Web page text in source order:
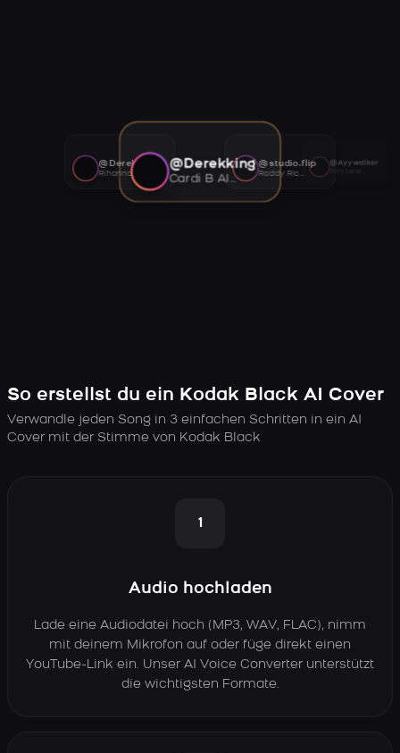
@Derekking
Cardi B AI voice
@studio.flip
Roddy Ricch AI voice
@Ayywalker
@Derekking
Rihanna AI voice
So erstellst du ein Kodak Black AI Cover
Verwandle jeden Song in 3 einfachen Schritten in ein AI
Cover mit der Stimme von Kodak Black
1
Audio hochladen
Lade eine Audiodatei hoch (MP3, WAV, FLAC), nimm
mit deinem Mikrofon auf oder füge direkt einen
YouTube-Link ein. Unser AI Voice Converter unterstützt
die wichtigsten Formate.